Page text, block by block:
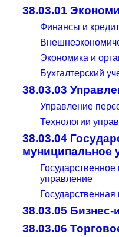
38.03.01
Финансы и кредит
Экономика и
Бухгалтерский
38.03.03
Управление
Технологии
38.03.04
муниципальное
управление
38.03.05
38.03.06